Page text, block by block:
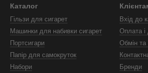
Каталог
Гільзи для сигарет
Машинки для набивки сигарет
Портсигари
Папір для самокруток
Набори
Вхід до
Оплата і
Обмін та
Бренди